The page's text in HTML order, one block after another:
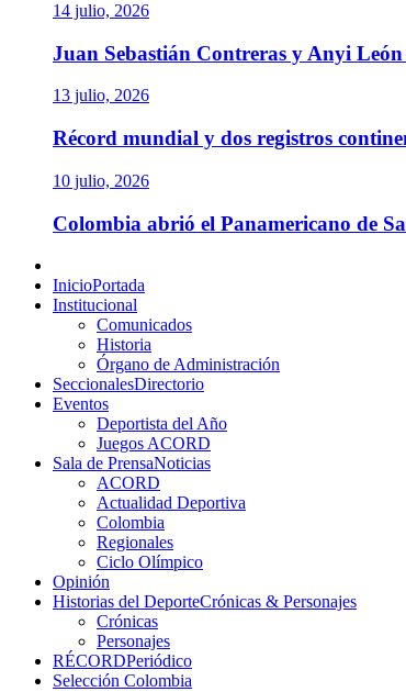
Asociación de Periodistas Deportivos
14 julio, 2026
Juan Sebastián Contreras y Anyi
13 julio, 2026
Récord mundial y dos registros
10 julio, 2026
Colombia abrió el Panamericano de
Menú
principalInicioPortada
Institucional
Comunicados
Historia
Órgano de Administración
SeccionalesDirectorio
Eventos
Deportista del Año
Juegos ACORD
Sala de PrensaNoticias
ACORD
Actualidad Deportiva
Colombia
Regionales
Ciclo Olímpico
Opinión
Historias del DeporteCrónicas & Personajes
Crónicas
Personajes
RÉCORDPeriódico
Selección Colombia